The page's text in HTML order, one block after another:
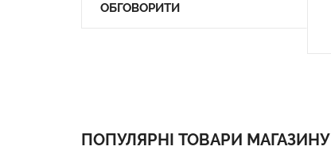
ОБГОВОРИТИ
ПОПУЛЯРНІ ТОВАРИ МАГАЗИНУ